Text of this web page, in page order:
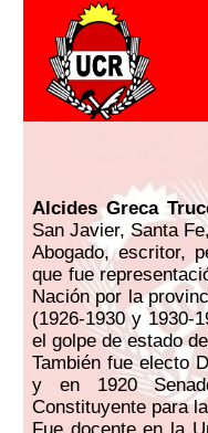
Alcides Greca
San Javier, Santa
Abogado, escritor,
que fue
Nación por la
(1926-1930 y 1930-
el golpe de estado
También fue electo
y en 1920
Constituyente para